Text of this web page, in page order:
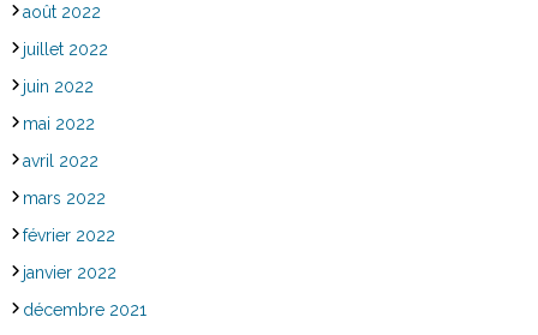
août 2022
juillet 2022
juin 2022
mai 2022
avril 2022
mars 2022
février 2022
janvier 2022
décembre 2021